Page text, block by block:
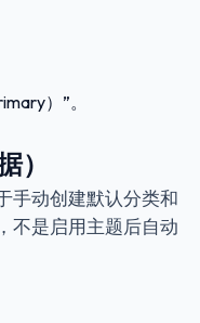
）”。
）
手动创建默认分类和
，不是启用主题后自动